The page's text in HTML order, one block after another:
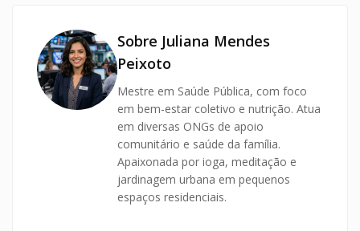
Sobre Juliana Mendes
Peixoto
Mestre em Saúde Pública, com foco
em bem-estar coletivo e nutrição. Atua
em diversas ONGs de apoio
comunitário e saúde da família.
Apaixonada por ioga, meditação e
jardinagem urbana em pequenos
espaços residenciais.